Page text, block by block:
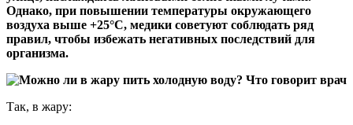
Однако, при повышении температуры окружающего
воздуха выше +25°С, медики советуют соблюдать ряд
правил, чтобы избежать негативных последствий для
организма.
Так, в жару: